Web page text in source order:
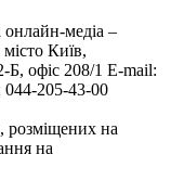
онлайн-медіа –
Київ,
офіс 208/1 E-mail:
044-205-43-00
розміщених на
на